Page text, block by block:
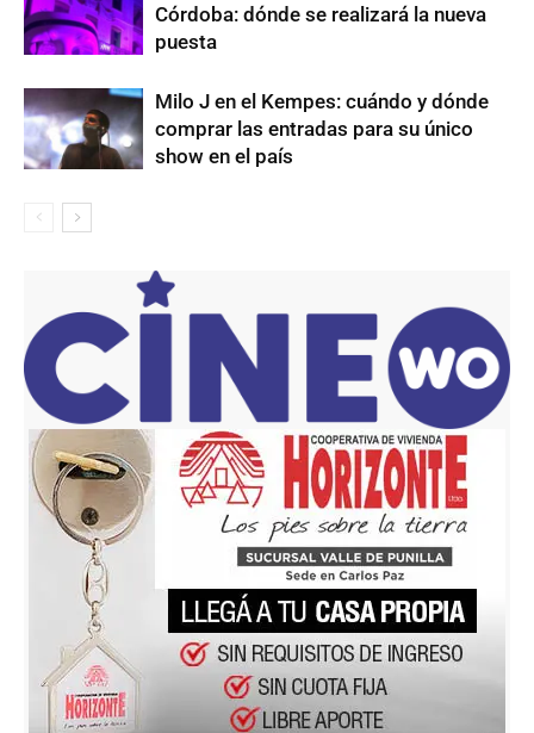
Córdoba: dónde se realizará la nueva
puesta
Milo J en el Kempes: cuándo y dónde
comprar las entradas para su único
show en el país